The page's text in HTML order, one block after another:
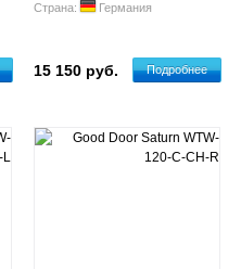
Страна:
Германия
15 150 руб. Подробнее